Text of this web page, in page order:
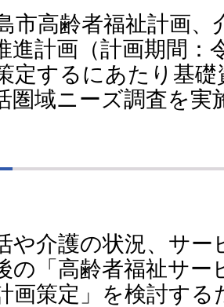
市高齢者福祉計画、
進計画（計画期間：
定するにあたり基
圏域ニーズ調査を実
介護の状況、サー
の「高齢者福祉サ
画策定」を検討する